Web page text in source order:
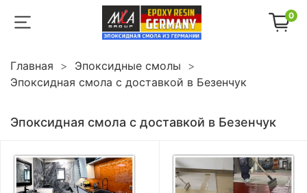
0
Главная
Эпоксидные смолы
Эпоксидная смола с доставкой в Безенчук
Эпоксидная смола с доставкой в Безенчук